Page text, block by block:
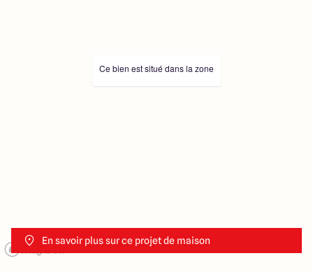
En savoir plus sur ce projet de maison
Ce bien est situé dans la zone